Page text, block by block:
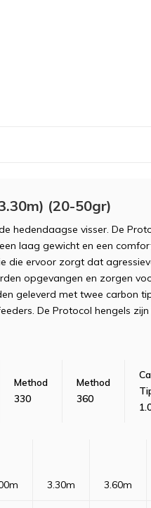
(20-50gr)
hedendaagse visser. De
laag gewicht en een
die ervoor zorgt dat
opgevangen en zorgen
geleverd met twee carbon
De Protocol hengels
Method
330
Method
360
3.30m 3.60m